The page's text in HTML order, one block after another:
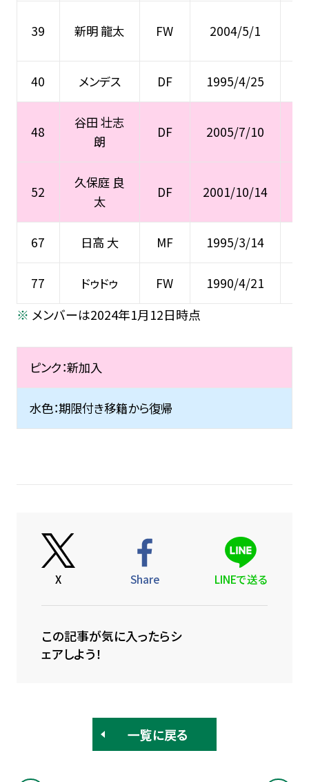
39 新明 龍太 FW 2004/5/1
40 メンデス DF 1995/4/25
48
谷田 壮志
朗
DF 2005/7/10
52
久保庭 良
太
DF 2001/10/14
67 日高 大 MF 1995/3/14
77 ドゥドゥ FW 1990/4/21
メンバーは2024年1月12日時点
ピンク：新加入
水色：期限付き移籍から復帰
X Share LINEで送る
この記事が気に入ったらシ
ェアしよう！
一覧に戻る